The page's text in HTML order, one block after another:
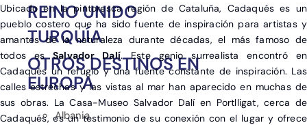
REINO UNIDO
TURQUÍA
OTROS DESTINOS EN
EUROPA
Albania
Ubicado en la pintoresca región de Cataluña, Cadaqués es un
pueblo costero que ha sido fuente de inspiración para artistas y
amantes de la naturaleza durante décadas, el más famoso de
todos esSalvador Dalí. Este genio surrealista encontró en
Cadaqués un refugio y una fuente constante de inspiración. Las
calles estrechas y las vistas al mar han aparecido en muchas de
sus obras. La Casa-Museo Salvador Dalí en Portlligat, cerca de
Cadaqués, es un testimonio de su conexión con el lugar y ofrece